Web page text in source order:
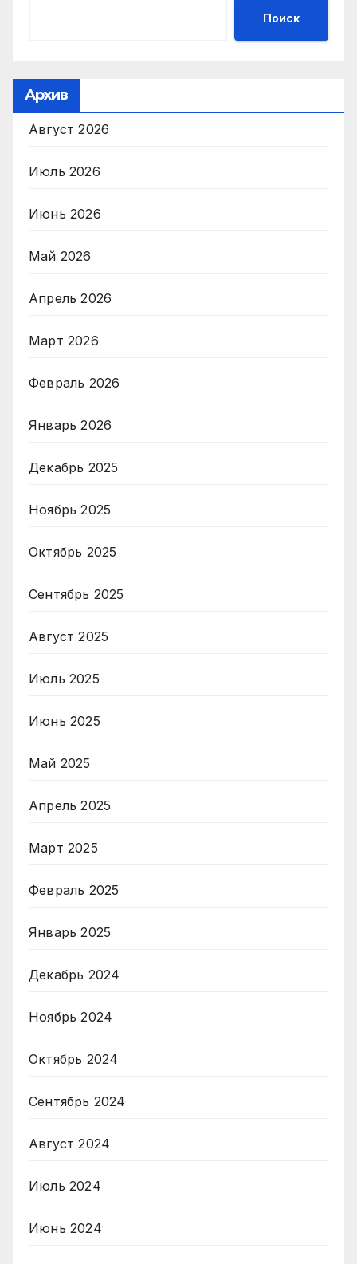
Поиск
Архив
Август 2026
Июль 2026
Июнь 2026
Май 2026
Апрель 2026
Март 2026
Февраль 2026
Январь 2026
Декабрь 2025
Ноябрь 2025
Октябрь 2025
Сентябрь 2025
Август 2025
Июль 2025
Июнь 2025
Май 2025
Апрель 2025
Март 2025
Февраль 2025
Январь 2025
Декабрь 2024
Ноябрь 2024
Октябрь 2024
Сентябрь 2024
Август 2024
Июль 2024
Июнь 2024